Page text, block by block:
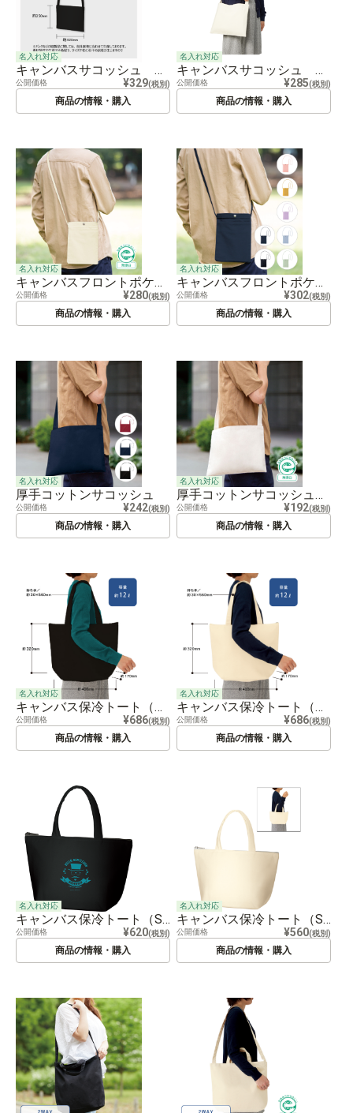
名入れ対応
キャンバスサコッシュ インナーポケット付
公開価格 ¥329(税別)
商品の情報・購入
名入れ対応
キャンバスサコッシュ インナーポケット付 ナチュラル
公開価格 ¥285(税別)
商品の情報・購入
名入れ対応
キャンバスフロントポケットサコッシュ ナチュラル
公開価格 ¥280(税別)
商品の情報・購入
名入れ対応
キャンバスフロントポケットサコッシュ
公開価格 ¥302(税別)
商品の情報・購入
名入れ対応
厚手コットンサコッシュ
公開価格 ¥242(税別)
商品の情報・購入
名入れ対応
厚手コットンサコッシュ ナチュラル
公開価格 ¥192(税別)
商品の情報・購入
名入れ対応
キャンバス保冷トート（M） ナイトブラック
公開価格 ¥686(税別)
商品の情報・購入
名入れ対応
キャンバス保冷トート（M） ナチュラル
公開価格 ¥686(税別)
商品の情報・購入
名入れ対応
キャンバス保冷トート（S） ナイトブラック
公開価格 ¥620(税別)
商品の情報・購入
名入れ対応
キャンバス保冷トート（S） ナチュラル
公開価格 ¥560(税別)
商品の情報・購入